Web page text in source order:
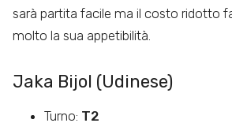
sarà partita facile ma il costo ridotto
molto la sua appetibilità.
Jaka Bijol (Udinese)
Turno: T2